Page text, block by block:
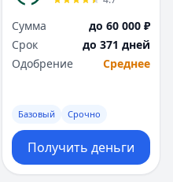
Сумма
до 60 000 ₽
Срок
до 371 дней
Одобрение
Среднее
Базовый Срочно
Получить деньги